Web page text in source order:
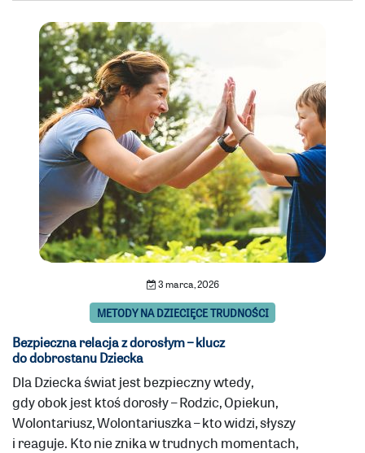
3 marca, 2026
METODY NA DZIECIĘCE TRUDNOŚCI
Bezpieczna relacja z dorosłym – klucz
do dobrostanu Dziecka
Dla Dziecka świat jest bezpieczny wtedy,
gdy obok jest ktoś dorosły – Rodzic, Opiekun,
Wolontariusz, Wolontariuszka – kto widzi, słyszy
i reaguje. Kto nie znika w trudnych momentach,